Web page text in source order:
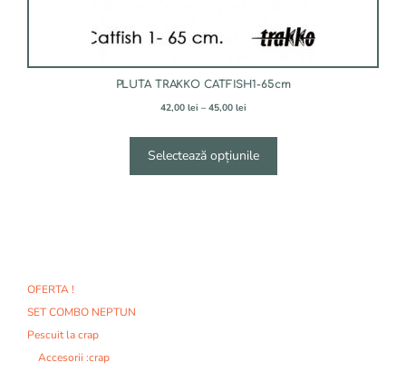
PLUTA TRAKKO CATFISH1-65cm
42,00 lei – 45,00 leiInterval
prețuri:
42,00 lei
Selectează opțiunile
OFERTA !
SET COMBO NEPTUN
Pescuit la crap
Accesorii :crap